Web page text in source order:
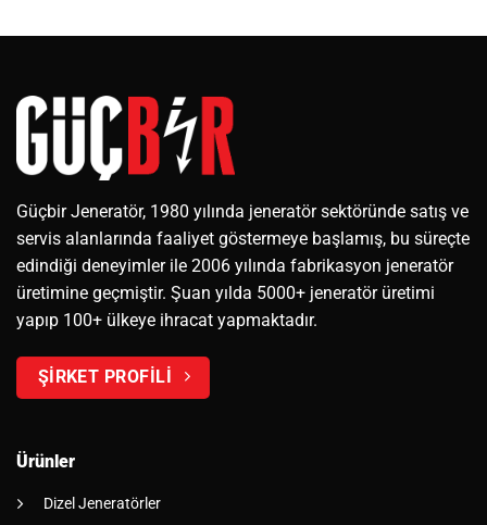
Güçbir Jeneratör, 1980 yılında jeneratör sektöründe satış ve
servis alanlarında faaliyet göstermeye başlamış, bu süreçte
edindiği deneyimler ile 2006 yılında fabrikasyon jeneratör
üretimine geçmiştir. Şuan yılda 5000+ jeneratör üretimi
yapıp 100+ ülkeye ihracat yapmaktadır.
ŞİRKET PROFİLİ
Ürünler
Dizel Jeneratörler